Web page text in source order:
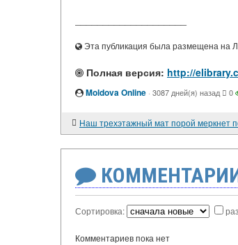
Эта публикация была размещена на
Полная версия: http://
Moldova Online · 3087 дней(я) назад 0
Сортировка:
Комментариев пока нет